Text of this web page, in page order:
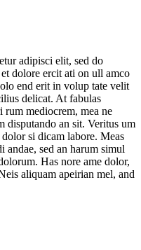
adipisci elit, sed do
dolore ercit ati on ull amco
end erit in volup tate velit
delicat. At fabulas
mediocrem, mea ne
disputando an sit. Veritus um
si dicam labore. Meas
andae, sed an harum simul
Has nore ame dolor,
aliquam apeirian mel, and